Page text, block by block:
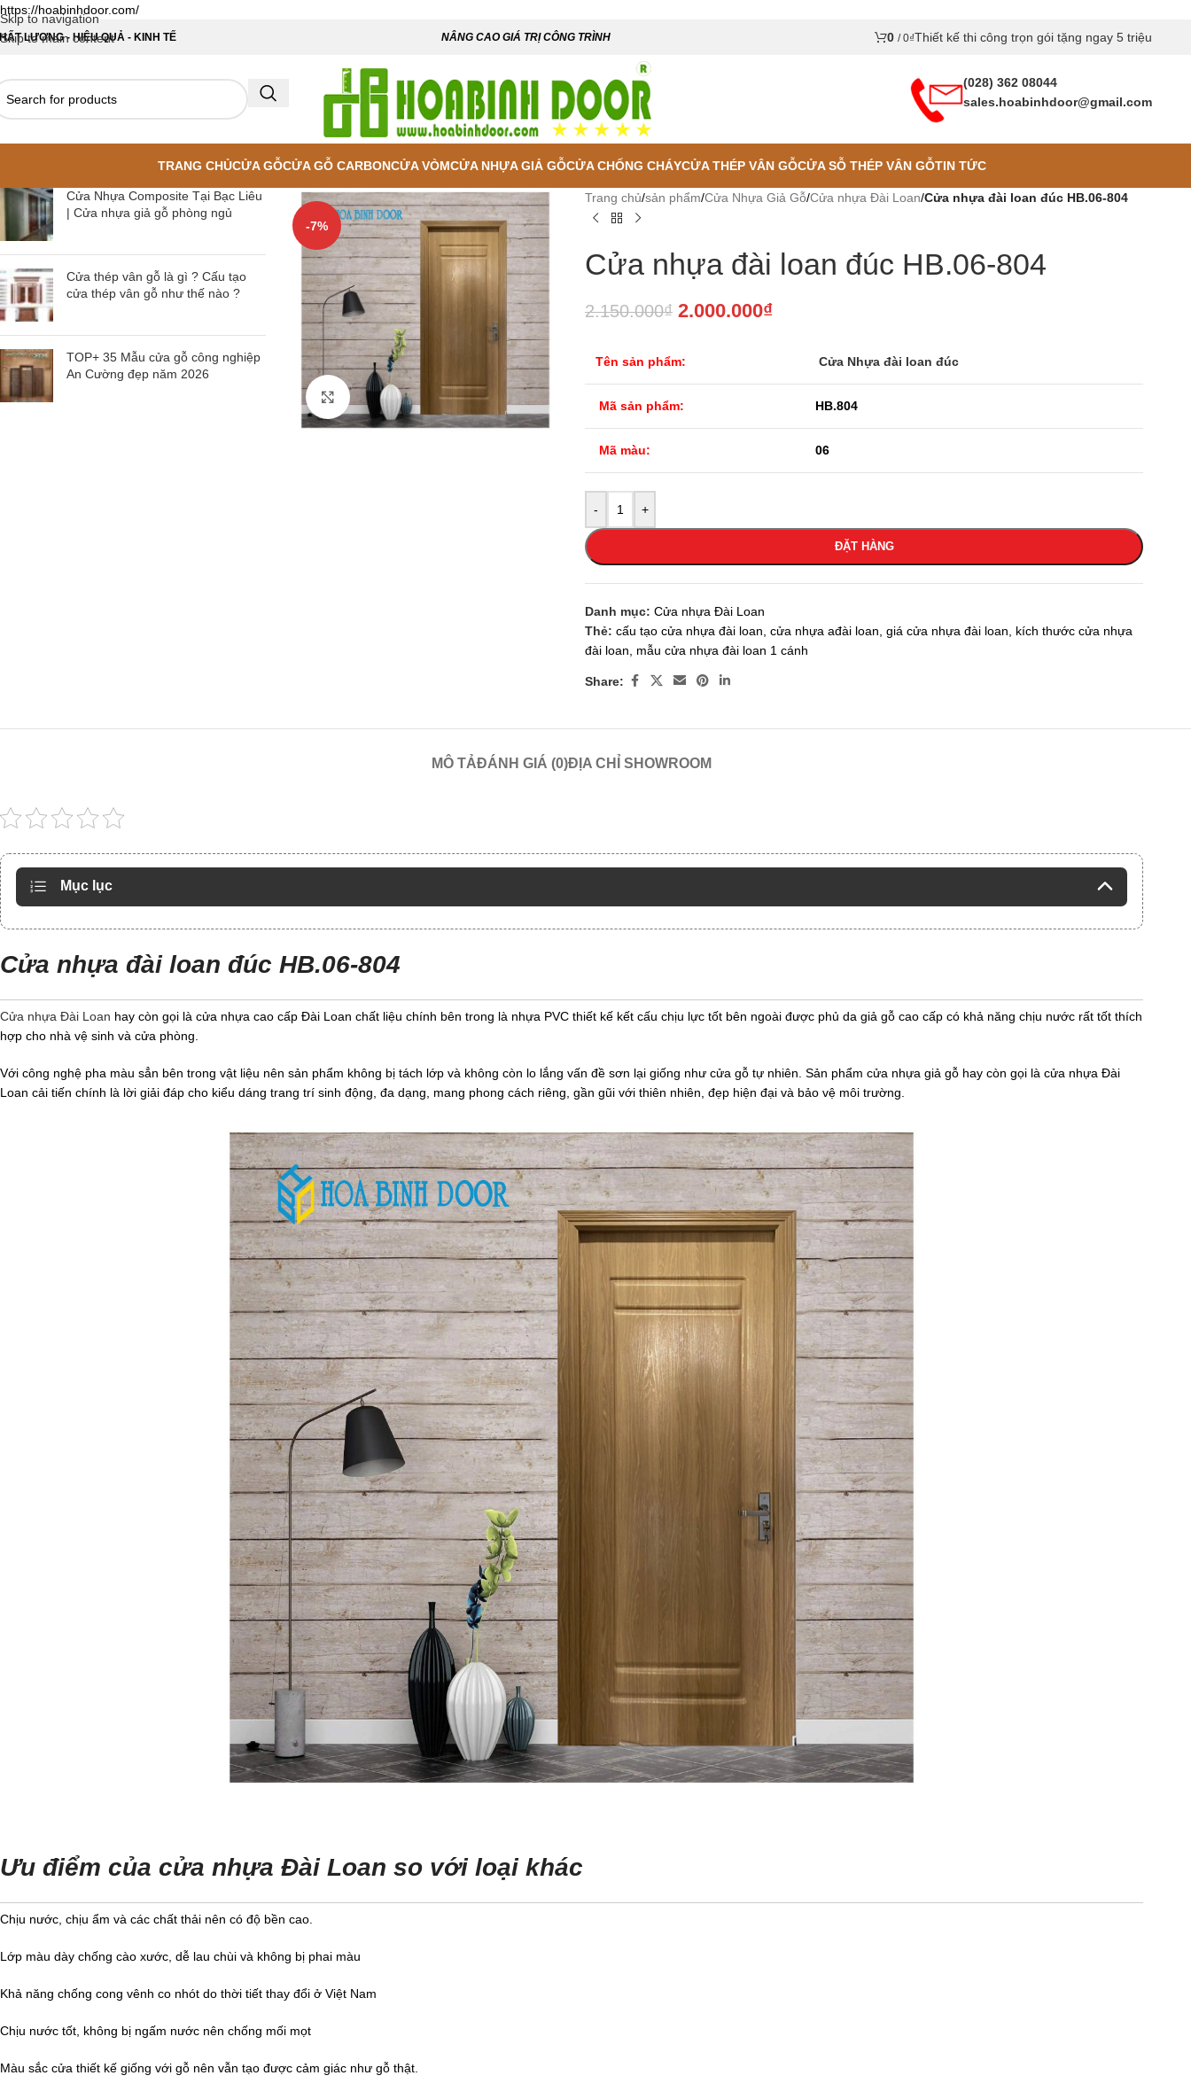
https://hoabinhdoor.com/
Skip to navigation
Skip to main content
LƯỢNG - HIỆU QUẢ - KINH TẾ NÂNG CAO GIÁ TRỊ CÔNG TRÌNH 0 / 0₫Thiết kế thi công trọn gói tặng ngay 5 triệu
(028) 362 08044
sales.hoabinhdoor@gmail.com
TRANG CHỦCỬA GỖCỬA GỖ CARBONCỬA VÒMCỬA NHỰA GIẢ GỖCỬA CHỐNG CHÁYCỬA THÉP VÂN GỖCỬA SỖ THÉP VÂN GỖTIN TỨC
Cửa Nhựa Composite Tại Bạc Liêu
| Cửa nhựa giả gỗ phòng ngủ
Cửa thép vân gỗ là gì ? Cấu tạo
cửa thép vân gỗ như thế nào ?
TOP+ 35 Mẫu cửa gỗ công nghiệp
An Cường đẹp năm 2026
-7%
Click to enlarge
Trang chủ/sản phẩm/Cửa Nhựa Giả Gỗ/Cửa nhựa Đài Loan/Cửa nhựa đài loan đúc HB.06-804
Cửa nhựa đài loan đúc HB.06-804
2.150.000₫ 2.000.000₫
Tên sản phẩm: Cửa Nhựa đài loan đúc
Mã sản phẩm: HB.804
Mã màu: 06
- +
ĐẶT HÀNG
Danh mục: Cửa nhựa Đài Loan
Thẻ: cấu tạo cửa nhựa đài loan cửa nhựa ađài loan giá cửa nhựa đài loan
kích thước cửa nhựa
đài loan
mẫu cửa nhựa đài loan 1 cánh
Share:
MÔ TẢĐÁNH GIÁ (0)ĐỊA CHỈ SHOWROOM
Mục lục
Cửa nhựa đài loan đúc HB.06-804
Cửa nhựa Đài Loan hay còn gọi là cửa nhựa cao cấp Đài Loan chất liệu chính bên trong là nhựa PVC thiết kế kết cấu chịu lực tốt bên ngoài được phủ da giả gỗ cao cấp có khả năng chịu nước rất tốt thích
hợp cho nhà vệ sinh và cửa phòng.
Với công nghệ pha màu sẳn bên trong vật liệu nên sản phẩm không bị tách lớp và không còn lo lắng vấn đề sơn lại giống như cửa gỗ tự nhiên. Sản phẩm cửa nhựa giả gỗ hay còn gọi là cửa nhựa Đài
Loan cải tiến chính là lời giải đáp cho kiểu dáng trang trí sinh động, đa dạng, mang phong cách riêng, gần gũi với thiên nhiên, đẹp hiện đại và bảo vệ môi trường.
Ưu điểm của cửa nhựa Đài Loan so với loại khác
Chịu nước, chịu ẩm và các chất thải nên có độ bền cao.
Lớp màu dày chống cào xước, dễ lau chùi và không bị phai màu
Khả năng chống cong vênh co nhót do thời tiết thay đổi ở Việt Nam
Chịu nước tốt, không bị ngấm nước nên chống mối mọt
Màu sắc cửa thiết kế giống với gỗ nên vẫn tạo được cảm giác như gỗ thật.